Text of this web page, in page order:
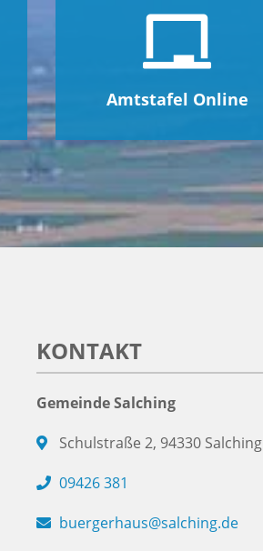
Amtstafel Online
KONTAKT
Gemeinde Salching
Schulstraße 2, 94330 Salching
09426 381
buergerhaus@salching.de